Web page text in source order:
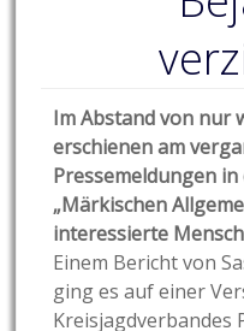
Im Abstand von nur
erschienen am
Pressemeldungen
„Märkischen
interessierte
Einem Bericht von
ging es auf einer
Kreisjagdverbandes